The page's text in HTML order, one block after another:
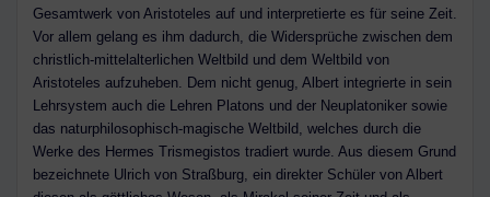
Gesamtwerk von Aristoteles auf und interpretierte es für seine Zeit.
Vor allem gelang es ihm dadurch, die Widersprüche zwischen dem
christlich-mittelalterlichen Weltbild und dem Weltbild von
Aristoteles aufzuheben. Dem nicht genug, Albert integrierte in sein
Lehrsystem auch die Lehren Platons und der Neuplatoniker sowie
das naturphilosophisch-magische Weltbild, welches durch die
Werke des Hermes Trismegistos tradiert wurde. Aus diesem Grund
bezeichnete Ulrich von Straßburg, ein direkter Schüler von Albert